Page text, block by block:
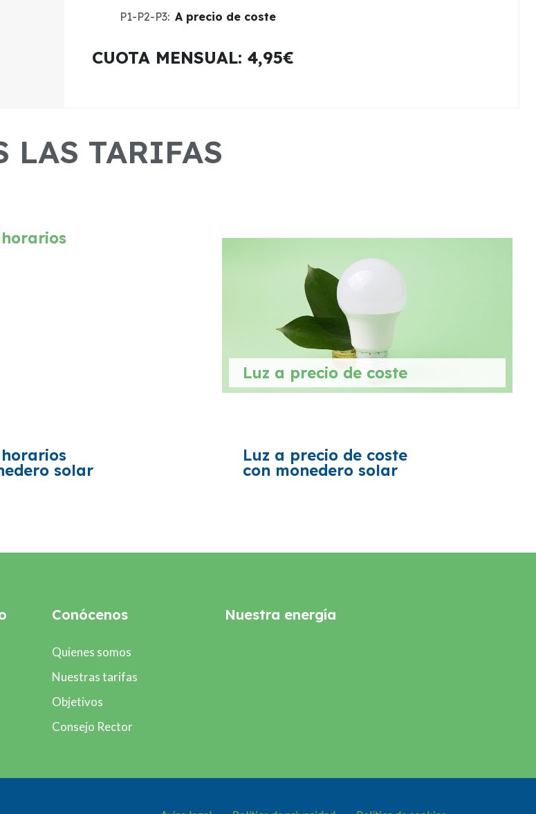
P1-P2-P3: A precio de coste
CUOTA MENSUAL: 4,95€
LAS TARIFAS
Luz a precio de coste
solar
Luz a precio de coste
con monedero solar
Conócenos
Quienes somos
Nuestras tarifas
Objetivos
Consejo Rector
Nuestra energía